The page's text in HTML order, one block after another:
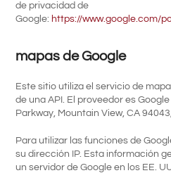
de privacidad de
Google: https://www.google.com/
mapas de Google
Este sitio utiliza el servicio de
de una API. El proveedor es
Parkway, Mountain View, CA
Para utilizar las funciones de
su dirección IP. Esta información
un servidor de Google en los EE.